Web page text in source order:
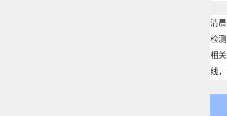
清
检
相
线